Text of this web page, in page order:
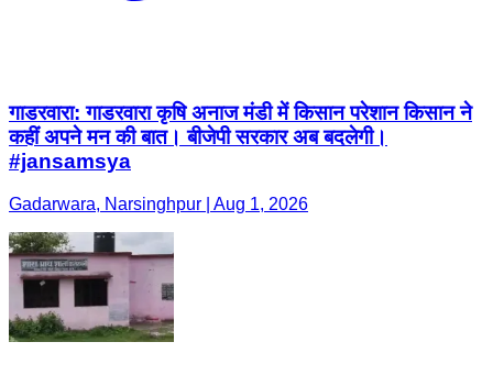
गाडरवारा: गाडरवारा कृषि अनाज मंडी में किसान परेशान किसान ने
कहीं अपने मन की बात। बीजेपी सरकार अब बदलेगी।
#jansamsya
Gadarwara, Narsinghpur | Aug 1, 2026